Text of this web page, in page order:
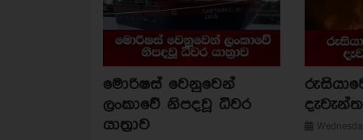
මොරිෂස් වෙනුවෙන්
ලංකාවේ නිපදවූ ධීවර
යාත්‍රාව